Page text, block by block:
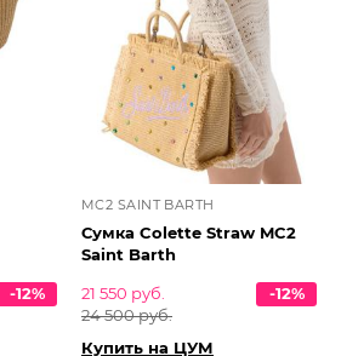
-12%
MC2 SAINT BARTH
Сумка Colette Straw MC2
Saint Barth
21 550 руб.
24 500 руб.
-12%
Купить на ЦУМ